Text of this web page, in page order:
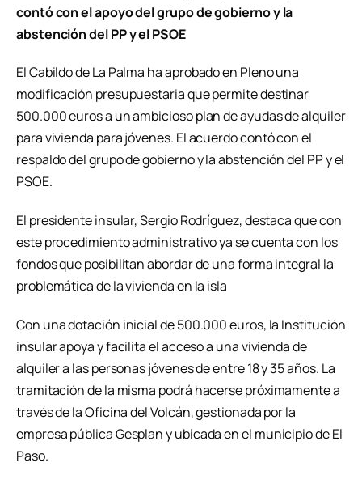
contó con el apoyo del grupo de gobierno y la
abstención del PP y el PSOE
El Cabildo de La Palma ha aprobado en Pleno una
modificación presupuestaria que permite destinar
500.000 euros a un ambicioso plan de ayudas de alquiler
para vivienda para jóvenes. El acuerdo contó con el
respaldo del grupo de gobierno y la abstención del PP y el
PSOE.
El presidente insular, Sergio Rodríguez, destaca que con
este procedimiento administrativo ya se cuenta con los
fondos que posibilitan abordar de una forma integral la
problemática de la vivienda en la isla
Con una dotación inicial de 500.000 euros, la Institución
insular apoya y facilita el acceso a una vivienda de
alquiler a las personas jóvenes de entre 18 y 35 años. La
tramitación de la misma podrá hacerse próximamente a
través de la Oficina del Volcán, gestionada por la
empresa pública Gesplan y ubicada en el municipio de El
Paso.